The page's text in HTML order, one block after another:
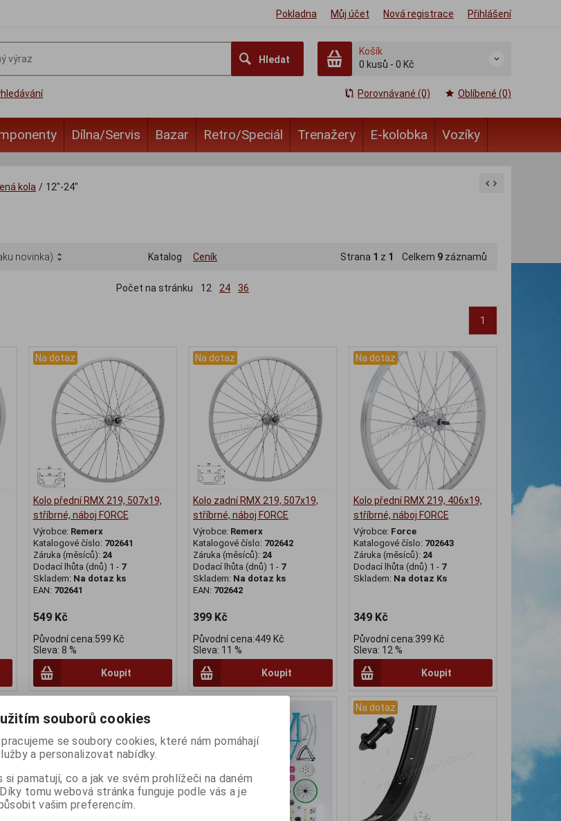
Pokladna Můj účet Nová registrace Přihlášení
Hledat
Košík
0 kusů - 0 Kč
Porovnávané (0) Oblíbené (0)
Dílna/Servis Bazar Retro/Speciál Trenažery E-kolobka Vozíky
kola / 12"-24"
novinka) Katalog Ceník Strana 1 z 1 Celkem 9 záznamů
Počet na stránku 12 24 36
1
Na dotaz
Kolo přední RMX 219, 507x19,
stříbrné, náboj FORCE
Výrobce: Remerx
Katalogové číslo: 702641
Záruka (měsíců): 24
Dodací lhůta (dnů) 1 -7
Skladem: Na dotaz ks
EAN: 702641
549 Kč
Původní cena:599 Kč
Sleva: 8 %
Koupit
Na dotaz
Kolo zadní RMX 219, 507x19,
stříbrné, náboj FORCE
Výrobce: Remerx
Katalogové číslo: 702642
Záruka (měsíců): 24
Dodací lhůta (dnů) 1 - 7
Skladem: Na dotaz ks
EAN: 702642
399 Kč
Původní cena:449 Kč
Sleva: 11 %
Koupit
Na dotaz
Kolo přední RMX 219, 406x19,
stříbrné, náboj FORCE
Výrobce: Force
Katalogové číslo: 702643
Záruka (měsíců): 24
Dodací lhůta (dnů) 1 -7
Skladem: Na dotaz Ks
349 Kč
Původní cena:399 Kč
Sleva: 12 %
Koupit
Na dotaz
souborů cookies
se soubory cookies, které nám pomáhají
a personalizovat nabídky.
si pamatují, co a jak ve svém prohlížeči na daném
tomu webová stránka funguje podle vás a je
vašim preferencím.